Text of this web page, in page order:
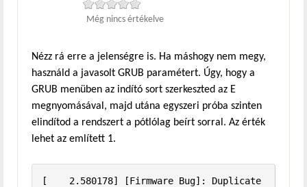
Még nincs értékelve
Nézz rá erre a jelenségre is. Ha máshogy nem megy,
használd a javasolt GRUB paramétert. Úgy, hogy a
GRUB menüben az indító sort szerkeszted az E
megnyomásával, majd utána egyszeri próba szinten
elindítod a rendszert a pótlólag beírt sorral. Az érték
lehet az említett 1.
[    2.580178] [Firmware Bug]: Duplicate